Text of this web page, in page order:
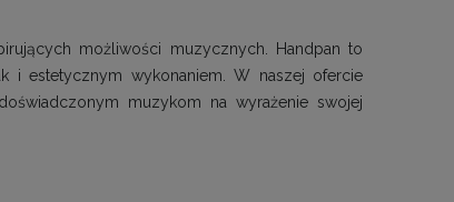
możliwości muzycznych. Handpan to
i estetycznym wykonaniem. W naszej ofercie
muzykom na wyrażenie swojej